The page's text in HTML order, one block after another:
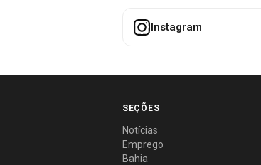
Instagram
SEÇÕES
Notícias
Emprego
Bahia